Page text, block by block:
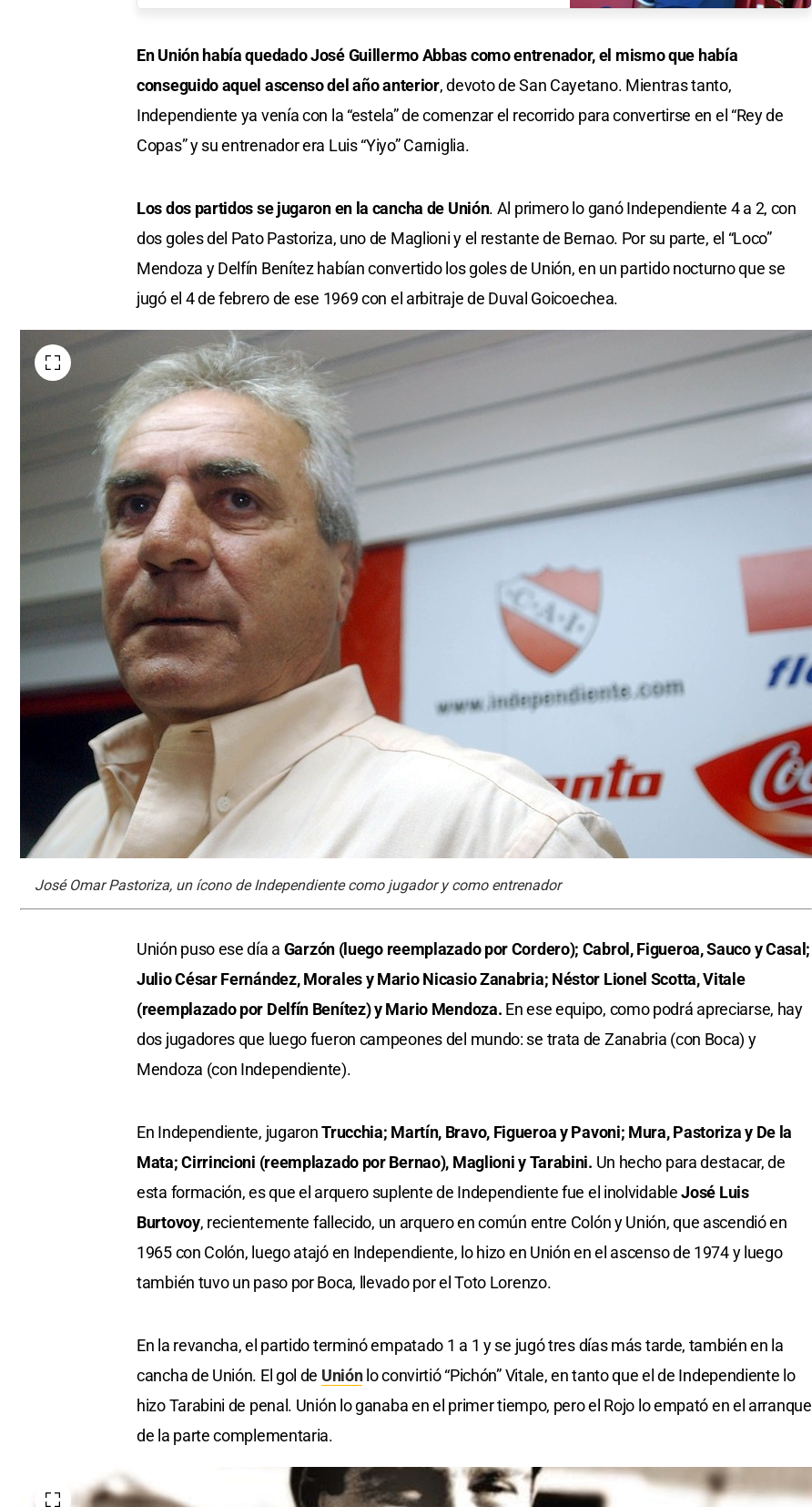
En Unión había quedado José Guillermo Abbas como entrenador, el mismo que había
conseguido aquel ascenso del año anterior, devoto de San Cayetano. Mientras tanto,
Independiente ya venía con la “estela” de comenzar el recorrido para convertirse en el “Rey de
Copas” y su entrenador era Luis “Yiyo” Carniglia.
Los dos partidos se jugaron en la cancha de Unión. Al primero lo ganó Independiente 4 a 2, con
dos goles del Pato Pastoriza, uno de Maglioni y el restante de Bernao. Por su parte, el “Loco”
Mendoza y Delfín Benítez habían convertido los goles de Unión, en un partido nocturno que se
jugó el 4 de febrero de ese 1969 con el arbitraje de Duval Goicoechea.
José Omar Pastoriza, un ícono de Independiente como jugador y como entrenador
Unión puso ese día a Garzón (luego reemplazado por Cordero); Cabrol, Figueroa, Sauco y Casal;
Julio César Fernández, Morales y Mario Nicasio Zanabria; Néstor Lionel Scotta, Vitale
(reemplazado por Delfín Benítez) y Mario Mendoza. En ese equipo, como podrá apreciarse, hay
dos jugadores que luego fueron campeones del mundo: se trata de Zanabria (con Boca) y
Mendoza (con Independiente).
En Independiente, jugaronTrucchia; Martín, Bravo, Figueroa y Pavoni; Mura, Pastoriza y De la
Mata; Cirrincioni (reemplazado por Bernao), Maglioni y Tarabini. Un hecho para destacar, de
esta formación, es que el arquero suplente de Independiente fue el inolvidableJosé Luis
Burtovoy, recientemente fallecido, un arquero en común entre Colón y Unión, que ascendió en
1965 con Colón, luego atajó en Independiente, lo hizo en Unión en el ascenso de 1974 y luego
también tuvo un paso por Boca, llevado por el Toto Lorenzo.
En la revancha, el partido terminó empatado 1 a 1 y se jugó tres días más tarde, también en la
cancha de Unión. El gol de Uniónlo convirtió “Pichón” Vitale, en tanto que el de Independiente lo
hizo Tarabini de penal. Unión lo ganaba en el primer tiempo, pero el Rojo lo empató en el arranque
de la parte complementaria.